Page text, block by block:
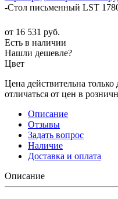
-Стол письменный LST
от 16 531 руб.
Есть в наличии
Нашли дешевле?
Цвет
Цена действительна
отличаться от цен в
Описание
Отзывы
Задать вопрос
Наличие
Доставка и оплата
Описание